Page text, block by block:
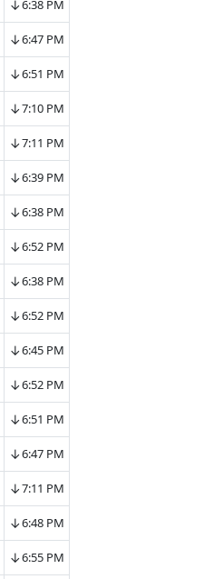
↓6:38 PM
↓6:47 PM
↓6:51 PM
↓7:10 PM
↓7:11 PM
↓6:39 PM
↓6:38 PM
↓6:52 PM
↓6:38 PM
↓6:52 PM
↓6:45 PM
↓6:52 PM
↓6:51 PM
↓6:47 PM
↓7:11 PM
↓6:48 PM
↓6:55 PM